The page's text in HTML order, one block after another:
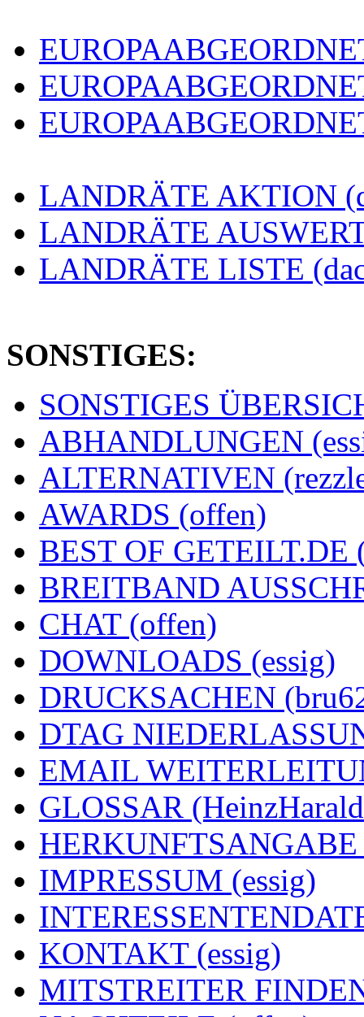
LANDRÄTE AKTION
LANDRÄTE
LANDRÄTE LISTE
SONSTIGES:
SONSTIGES
ABHANDLUNGEN
ALTERNATIVEN
AWARDS (offen)
BEST OF GETEILT.DE
BREITBAND
CHAT (offen)
DOWNLOADS (essig)
DRUCKSACHEN
DTAG
EMAIL
GLOSSAR
HERKUNFTSANGABE
IMPRESSUM (essig)
KONTAKT (essig)
MITSTREITER